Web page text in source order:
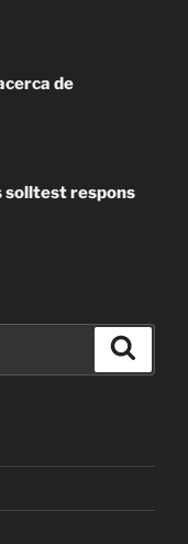
de
solltest respons